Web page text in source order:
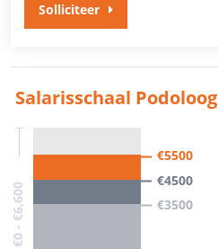
Solliciteer
Salarisschaal Podoloog
€0 - €6,600
€5500
€4500
€3500